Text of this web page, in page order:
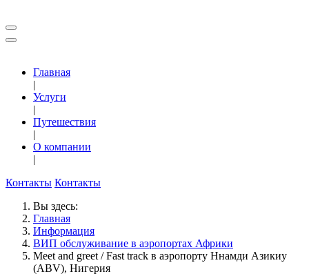
Главная
|
Услуги
|
Путешествия
|
О компании
|
Контакты Контакты
Вы здесь:
Главная
Информация
ВИП обслуживание в аэропортах Африки
Meet and greet / Fast track в аэропорту Ннамди Азикиу
(ABV), Нигерия